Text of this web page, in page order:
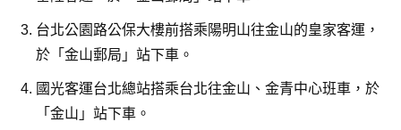
台北公園路公保大樓前搭乘陽明山往金山的皇家客運，
於「金山郵局」站下車。
國光客運台北總站搭乘台北往金山、金青中心班車，於
「金山」站下車。